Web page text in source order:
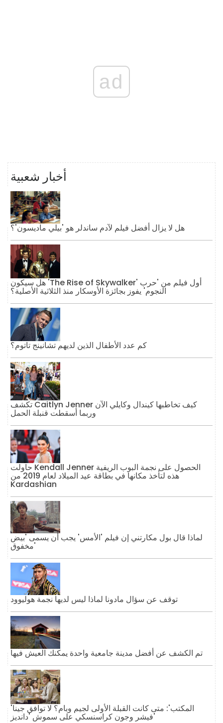
ad
أخبار شعبية
هل لا يزال أفضل فيلم لآدم ساندلر هو 'بيلي ماديسون'؟
هل سيكون 'The Rise of Skywalker' أول فيلم من 'حرب
النجوم' يفوز بجائزة الأوسكار منذ الثلاثية الأصلية؟
كم عدد الأطفال الذين لديهم تشانينج تاتوم؟
تكشف Caitlyn Jenner كيف تخاطبها كيندال وكايلي الآن
وربما أسقطت قنبلة الحمل
حاولت Kendall Jenner الحصول على نجمة البوب ​​الريفية
هذه لتأخذ مكانها في بطاقة عيد الميلاد لعام 2019 من
Kardashian
لماذا قال بول مكارتني إن فيلم 'الأمس' يجب أن يسمى 'بيض
مخفوق'
توقف عن سؤال مادونا لماذا ليس لديها نجمة هوليوود
تم الكشف عن أفضل مدينة جامعية واحدة يمكنك العيش فيها
'المكتب': متى كانت القبلة الأولى لجيم وبام؟ لا توافق جينا
فيشر وجون كراسنسكي على سموش 'دانديز'